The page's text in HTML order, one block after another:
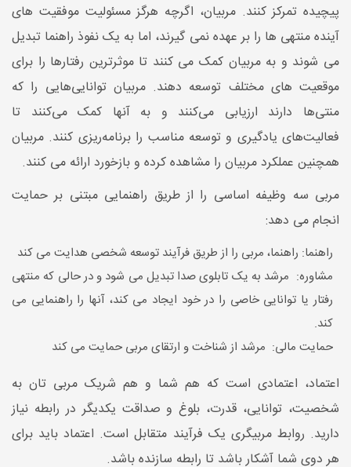
پیچیده تمرکز کنند. مربیان، اگرچه هرگز مسئولیت موفقیت های
آینده منتهی ها را بر عهده نمی گیرند، اما به یک نفوذ راهنما تبدیل
می شوند و به مربیان کمک می کنند تا موثرترین رفتارها را برای
موقعیت های مختلف توسعه دهند. مربیان توانایی‌هایی را که
منتی‌ها دارند ارزیابی می‌کنند و به آنها کمک می‌کنند تا
فعالیت‌های یادگیری و توسعه مناسب را برنامه‌ریزی کنند. مربیان
همچنین عملکرد مربیان را مشاهده کرده و بازخورد ارائه می کنند.
مربی سه وظیفه اساسی را از طریق راهنمایی مبتنی بر حمایت
انجام می دهد:
راهنما: راهنما، مربی را از طریق فرآیند توسعه شخصی هدایت می کند
مشاوره: مرشد به یک تابلوی صدا تبدیل می شود و در حالی که منتهی
رفتار یا توانایی خاصی را در خود ایجاد می کند، آنها را راهنمایی می
کند.
حمایت مالی: مرشد از شناخت و ارتقای مربی حمایت می کند
اعتماد، اعتمادی است که هم شما و هم شریک مربی تان به
شخصیت، توانایی، قدرت، بلوغ و صداقت یکدیگر در رابطه نیاز
دارید. روابط مربیگری یک فرآیند متقابل است. اعتماد باید برای
هر دوی شما آشکار باشد تا رابطه سازنده باشد.